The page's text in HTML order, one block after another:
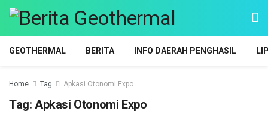
GEOTHERMAL BERITA INFO DAERAH PENGHASIL
Home Tag Apkasi Otonomi Expo
Tag: Apkasi Otonomi Expo